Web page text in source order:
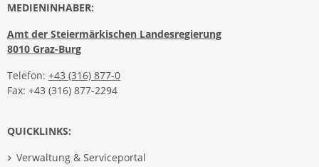
MEDIENINHABER:
Amt der Steiermärkischen Landesregierung
8010 Graz-Burg
Telefon: +43 (316) 877-0
Fax: +43 (316) 877-2294
QUICKLINKS:
Verwaltung & Serviceportal